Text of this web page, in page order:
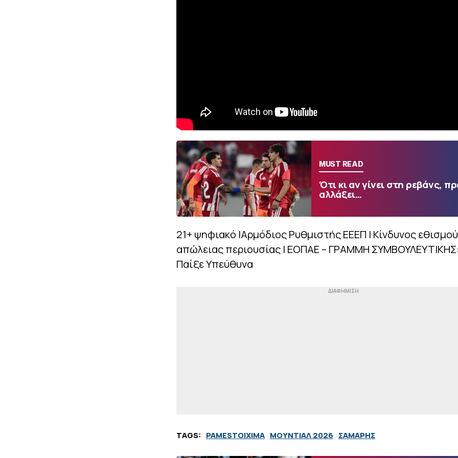
MUST READ
Ότι κι αν γίνει στη ρεβάνς,
αλλάξει…
21+ ψηφιακό |Αρμόδιος Ρυθμιστής ΕΕΕΠ | Κίνδυνος
απώλειας περιουσίας | ΕΟΠΑΕ – ΓΡΑΜΜΗ ΣΥΜΒΟΥΛΕΥΤΙΚΗΣ:
Παίξε Υπεύθυνα
TAGS: PAMESTOIXIMA ΜΟΥΝΤΙΑΛ 2026 ΣΑΜΑΡΗΣ